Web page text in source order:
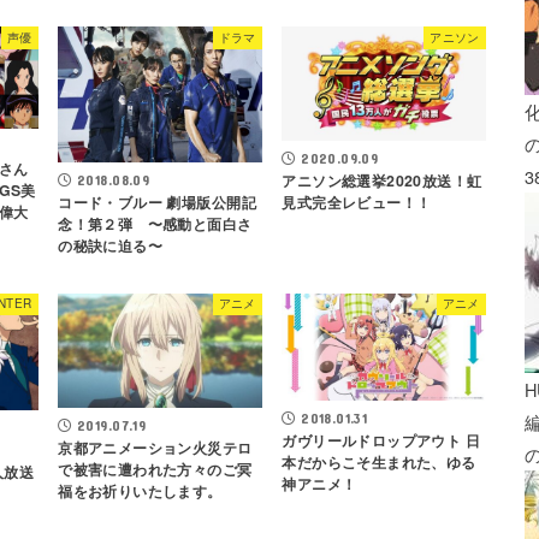
声優
ん
美
大
ドラマ
2018.08.09
コード・ブルー 劇場版公開記
念！第２弾 〜感動と面白さ
の秘訣に迫る〜
アニソン
2020.09.09
アニソン総選挙2020放送！虹
見式完全レビュー！！
送
アニメ
2019.07.19
京都アニメーション火災テロ
で被害に遭われた方々のご冥
福をお祈りいたします。
アニメ
2018.01.31
ガヴリールドロップアウト 日
本だからこそ生まれた、ゆる
神アニメ！